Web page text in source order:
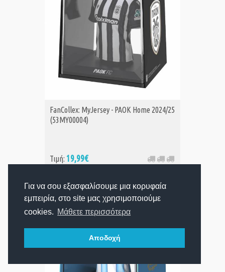
Για να σου εξασφαλίσουμε μια κορυφαία
εμπειρία, στο site μας χρησιμοποιούμε
cookies. Μάθετε περισσότερα
Αποδοχή
FanCollex: MyJersey - PAOK Home 2024/25
(53MY00004)
Τιμή: 19,99€